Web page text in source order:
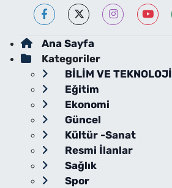
Ana Sayfa
Kategoriler
BİLİM VE TEKNOLOJİ
Eğitim
Ekonomi
Güncel
Kültür -Sanat
Resmi İlanlar
Sağlık
Spor